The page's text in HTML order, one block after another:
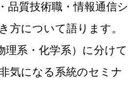
品質技術職・情報通信シ
方について語ります。
理系・化学系）に分けて
気になる系統のセミナ